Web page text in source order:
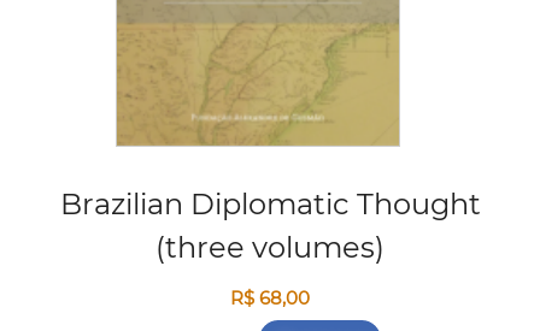
Brazilian Diplomatic Thought
(three volumes)
R$ 68,00